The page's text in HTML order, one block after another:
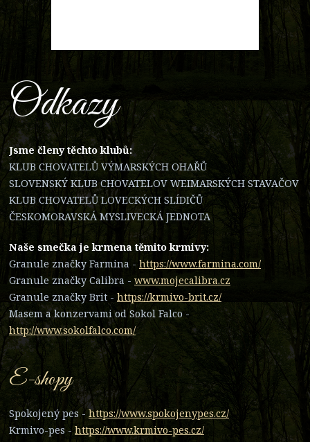
Odkazy
Jsme členy těchto klubů:
KLUB CHOVATELŮ VÝMARSKÝCH OHAŘŮ
SLOVENSKÝ KLUB CHOVATELOV WEIMARSKÝCH STAVAČOV
KLUB CHOVATELŮ LOVECKÝCH SLÍDIČŮ
ČESKOMORAVSKÁ MYSLIVECKÁ JEDNOTA
Naše smečka je krmena těmito krmivy:
Granule značky Farmina - https://www.farmina.com/
Granule značky Calibra - www.mojecalibra.cz
Granule značky Brit - https://krmivo-brit.cz/
Masem a konzervami od Sokol Falco -
http://www.sokolfalco.com/
E-shopy
Spokojený pes - https://www.spokojenypes.cz/
Krmivo-pes -https://www.krmivo-pes.cz/